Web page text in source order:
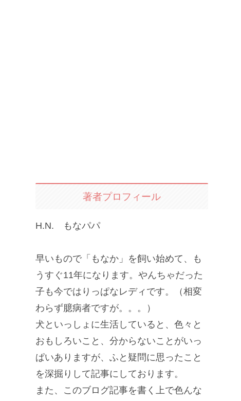
著者プロフィール
H.N. もなパパ
早いもので「もなか」を飼い始めて、も
うすぐ11年になります。やんちゃだった
子も今ではりっぱなレディです。（相変
わらず臆病者ですが。。。）
犬といっしょに生活していると、色々と
おもしろいこと、分からないことがいっ
ぱいありますが、ふと疑問に思ったこと
を深掘りして記事にしております。
また、このブログ記事を書く上で色んな